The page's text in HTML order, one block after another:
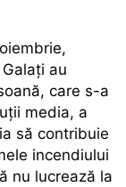
au
care s-a
media, a
să contribuie
incendiului
nu lucrează la